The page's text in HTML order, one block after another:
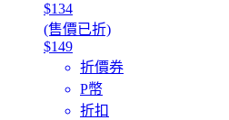
$134
(售價已折)
$149
折價券
P幣
折扣